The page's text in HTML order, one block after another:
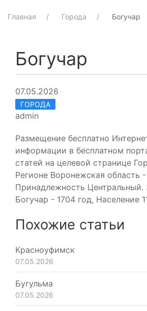
Главная Города Богучар
Богучар
07.05.2026
ГОРОДА
admin
Размещение бесплатно
информации в бесплатном
статей на целевой странице
Регионе Воронежская область
Принадлежность Центральный.
Богучар - 1704 год, Население
Похожие статьи
Красноуфимск
07.05.2026
Бугульма
07.05.2026